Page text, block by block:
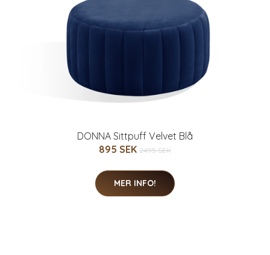
DONNA Sittpuff Velvet Blå
895 SEK 2495 SEK
MER INFO!